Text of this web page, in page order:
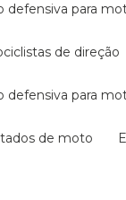
defensiva para
de direção
defensiva para
de moto